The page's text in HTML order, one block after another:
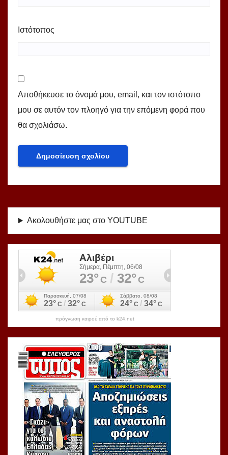
Ιστότοπος
Αποθήκευσε το όνομά μου, email, και τον ιστότοπο
μου σε αυτόν τον πλοηγό για την επόμενη φορά που
θα σχολιάσω.
Ακολουθήστε μας στο YOUTUBE
πρόγνωση καιρού από το k24.net